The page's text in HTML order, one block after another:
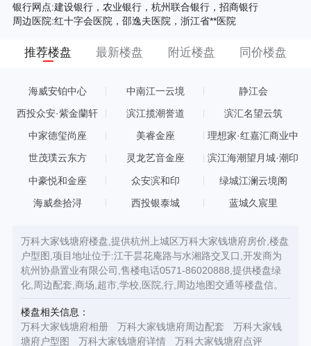
银行网点:建设银行，农业银行，杭州联合银行，招商银行
周边医院:红十字会医院，邵逸夫医院，浙江省**医院
推荐楼盘 最新楼盘 附近楼盘 同价楼盘
海威安铂中心 中南江一云境 静江会
西投众安·紫金蘭轩 滨江揽潮誉道 滨汇名望云筑
中家德玺尚座 美睿金座
理想家·红嘉汇商业中
世茂璞云东方 灵龙艺音金座 滨江海潮望月城·潮印
中豪悦和金座 众安滨和印 绿城江澜云境阁
海威叁拾浔 西投银泰城 蓝城久宸里
万科大家钱塘府楼盘,提供杭州上城区万科大家钱塘府房价,楼盘
户型图,项目地址位于:江干昙花庵路与水湘路交叉口,开发商为
杭州协鼎置业有限公司,售楼电话0571-86020888,提供楼盘绿
化,周边配套,商场,超市,学校,医院,行,周边地图交通等楼盘信。
楼盘相关信息：
万科大家钱塘府相册
万科大家钱塘府周边配套
万科大家钱
塘府户型图
万科大家钱塘府详情 万科大家钱塘府点评